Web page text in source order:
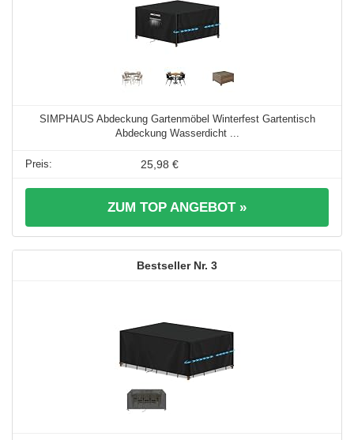
SIMPHAUS Abdeckung Gartenmöbel Winterfest Gartentisch
Abdeckung Wasserdicht ...
25,98 €
ZUM TOP ANGEBOT »
3